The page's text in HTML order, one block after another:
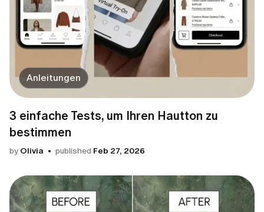
Anleitungen
3 einfache Tests, um Ihren Hautton zu
bestimmen
by Olivia published Feb 27, 2026